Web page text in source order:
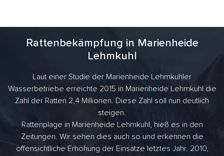
Rattenbekämpfung in Marienheide
Lehmkuhl
Laut einer Studie der Marienheide Lehmkuhler
Wasserbetriebe erreichte 2015 in Marienheide Lehmkuhl die
Zahl der Ratten 2,4 Millionen. Diese Zahl soll nun deutlich
steigen.
Rattenplage in Marienheide Lehmkuhl, hieß es in den
Zeitungen. Wir sehen dies auch so und erkennen die
offensichtliche Erhöhung der Einsätze letztes Jahr. 2010,